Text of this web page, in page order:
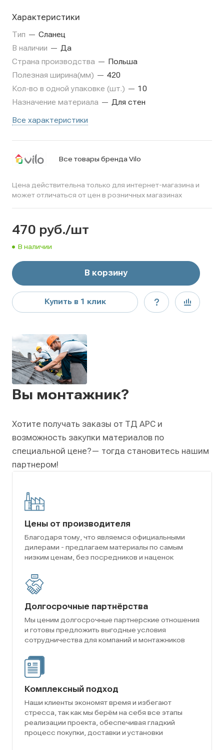
Характеристики
Тип — Сланец
В наличии — Да
Страна производства — Польша
Полезная ширина(мм) — 420
Кол-во в одной упаковке (шт.) — 10
Назначение материала — Для стен
Все характеристики
Все товары бренда Vilo
Цена действительна только для интернет-магазина и
может отличаться от цен в розничных магазинах
470 руб./шт
В наличии
В корзину
Купить в 1 клик
Вы монтажник?
Хотите получать заказы от ТД АРС и
возможность закупки материалов по
специальной цене?— тогда становитесь нашим
партнером!
Цены от производителя
Благодаря тому, что являемся официальными
дилерами - предлагаем материалы по самым
низким ценам, без посредников и наценок
Долгосрочные партнёрства
Мы ценим долгосрочные партнерские отношения
и готовы предложить выгодные условия
сотрудничества для компаний и монтажников
Комплексный подход
Наши клиенты экономят время и избегают
стресса, так как мы берём на себя все этапы
реализации проекта, обеспечивая гладкий
процесс покупки, доставки и установки